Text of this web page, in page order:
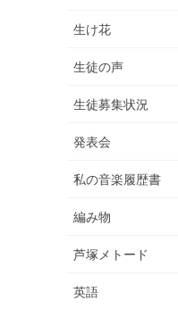
生け花
生徒の声
生徒募集状況
発表会
私の音楽履歴書
編み物
芦塚メトード
英語